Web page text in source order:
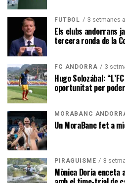
FUTBOL 3 setmanes
Els clubs andorrans
tercera ronda de la
FC ANDORRA 3
Hugo Solozábal:
oportunitat per
MORABANC
Un MoraBanc fet a
PIRAGÜISME 3
Mònica Doria enceta